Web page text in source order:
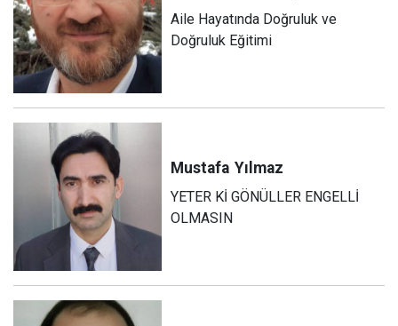
Aile Hayatında Doğruluk ve
Doğruluk Eğitimi
Mustafa Yılmaz
YETER Kİ GÖNÜLLER ENGELLİ
OLMASIN